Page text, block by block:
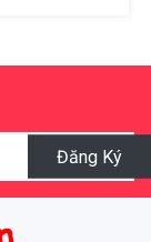
Đăng Ký